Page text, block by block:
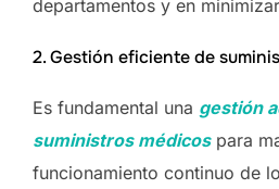
departamentos y en
2. Gestión eficiente de
Es fundamental una gestión
suministros médicospara
funcionamiento continuo de